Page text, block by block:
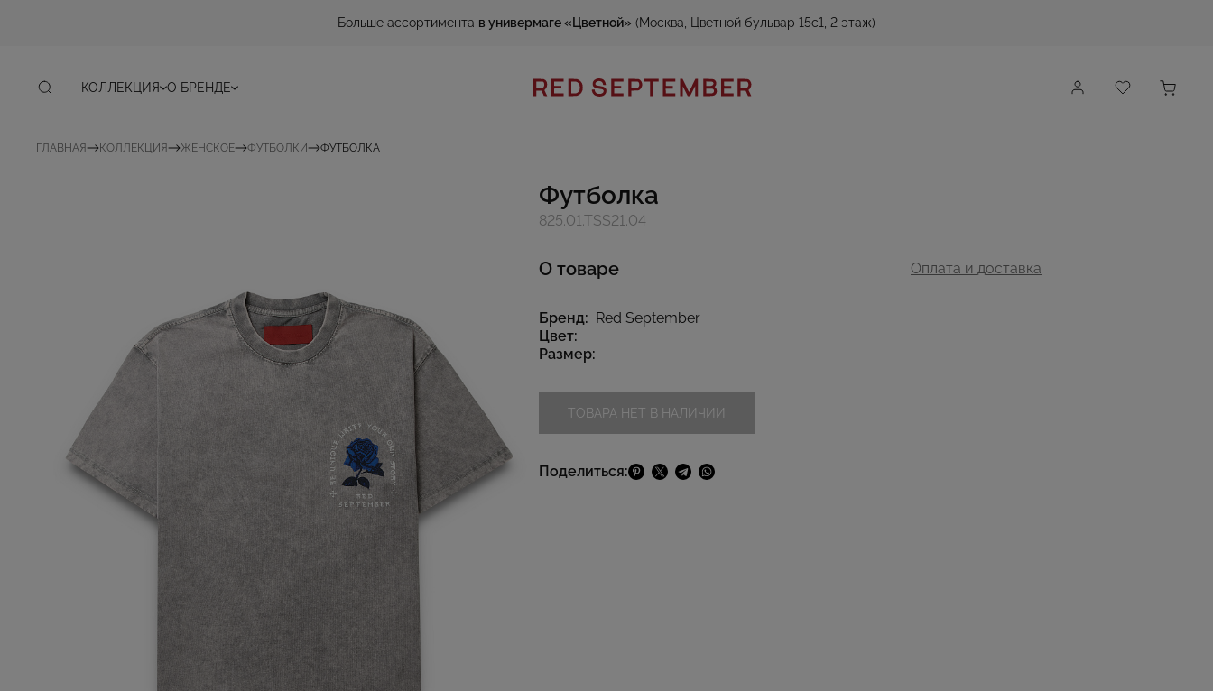
Больше ассортимента в универмаге «Цветной» (Москва, Цветной бульвар 15с1, 2 этаж)
КОЛЛЕКЦИЯ О БРЕНДЕ
ГЛАВНАЯ КОЛЛЕКЦИЯ ЖЕНСКОЕ ФУТБОЛКИ ФУТБОЛКА
Футболка
825.01.TSS21.04
О товаре Оплата и доставка
Бренд: Red September
Цвет:
Размер:
ТОВАРА НЕТ В НАЛИЧИИ
Поделиться: